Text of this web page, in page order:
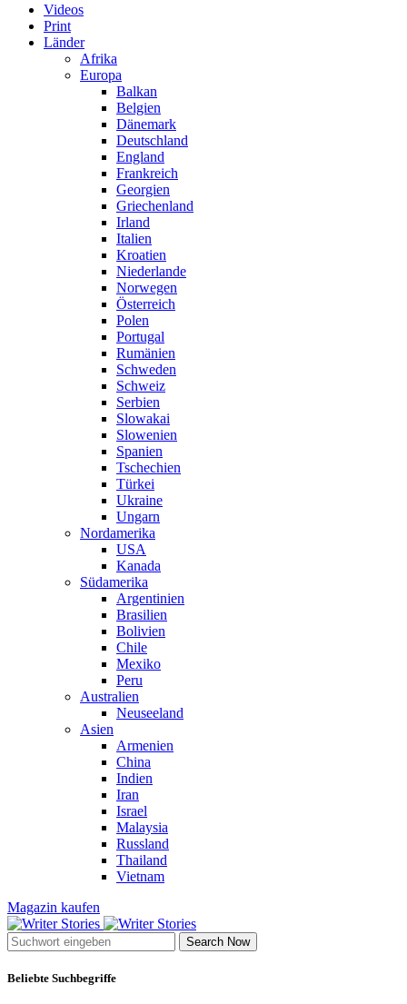
Videos
Print
Länder
Afrika
Europa
Balkan
Belgien
Dänemark
Deutschland
England
Frankreich
Georgien
Griechenland
Irland
Italien
Kroatien
Niederlande
Norwegen
Österreich
Polen
Portugal
Rumänien
Schweden
Schweiz
Serbien
Slowakai
Slowenien
Spanien
Tschechien
Türkei
Ukraine
Ungarn
Nordamerika
USA
Kanada
Südamerika
Argentinien
Brasilien
Bolivien
Chile
Mexiko
Peru
Australien
Neuseeland
Asien
Armenien
China
Indien
Iran
Israel
Malaysia
Russland
Thailand
Vietnam
Magazin kaufen
Search Now
Beliebte Suchbegriffe